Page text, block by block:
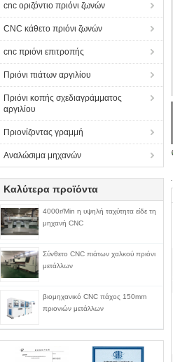
cnc οριζόντιο πριόνι ζωνών
CNC κάθετο πριόνι ζωνών
cnc πριόνι επιτροπής
Πριόνι πιάτων αργιλίου
Πριόνι κοπής σχεδιαγράμματος
αργιλίου
Πριονίζοντας γραμμή
Αναλώσιμα μηχανών
Καλύτερα προϊόντα
4000r/Min η υψηλή ταχύτητα είδε τη
μηχανή CNC
Σύνθετο CNC πιάτων χαλκού πριόνι
μετάλλων
βιομηχανικό CNC πάχος 150mm
πριονιών μετάλλων